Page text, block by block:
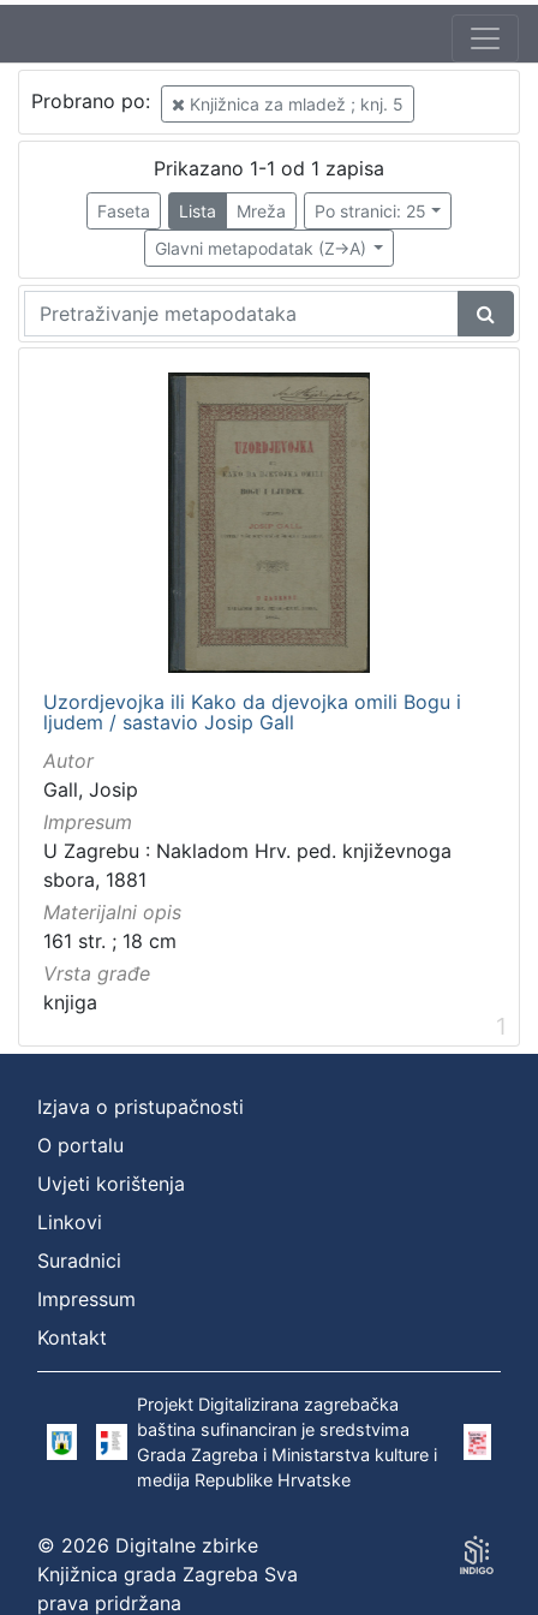
Jezik
hrvatski
Nakladnička
cjelina
Knjige za djecu i mladež
Zagreb na pragu modernog doba
Knjige za djecu i mladež
Probrano po: Knjižnica za mladež ; knj. 5
Prikazano 1-1 od 1 zapisa
Faseta Lista Mreža
Po stranici: 25
Glavni metapodatak (Z->A)
Uzordjevojka ili Kako da djevojka omili Bogu i
ljudem / sastavio Josip Gall
Autor
Gall, Josip
Impresum
U Zagrebu : Nakladom Hrv. ped. književnoga
sbora, 1881
Materijalni opis
161 str. ; 18 cm
Vrsta građe
knjiga
1
Izjava o pristupačnosti
O portalu
Uvjeti korištenja
Linkovi
Suradnici
Impressum
Kontakt
Projekt Digitalizirana zagrebačka
baština sufinanciran je sredstvima
Grada Zagreba i Ministarstva kulture i
medija Republike Hrvatske
© 2026 Digitalne zbirke
Knjižnica grada Zagreba Sva
prava pridržana